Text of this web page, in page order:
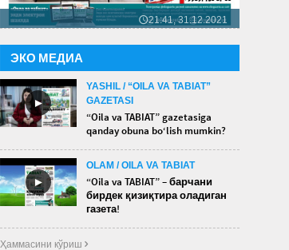
🕔21:41, 31.12.2021
ЭКО МЕДИА
►
YASHIL / “OILA VA TABIAT”
GAZETASI
“Oila va TABIAT” gazetasiga
qanday obuna bo‘lish mumkin?
►
OLAM / OILA VA TABIAT
“Oila va TABIAT” – барчани
бирдек қизиқтира оладиган
газета!
Ҳаммасини кўриш 